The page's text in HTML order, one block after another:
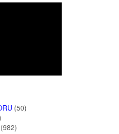
(50)
(982)